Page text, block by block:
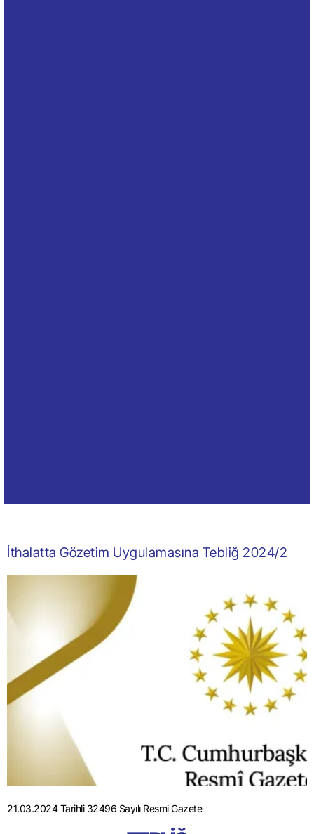
İthalatta Gözetim Uygulamasına Tebliğ 2024/2
21.03.2024 Tarihli 32496 Sayılı Resmi Gazete